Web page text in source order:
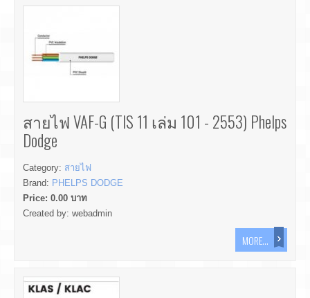
สายไฟ VAF-G (TIS 11 เล่ม 101 - 2553) Phelps
Dodge
Category: สายไฟ
Brand: PHELPS DODGE
Price: 0.00 บาท
Created by: webadmin
MORE...